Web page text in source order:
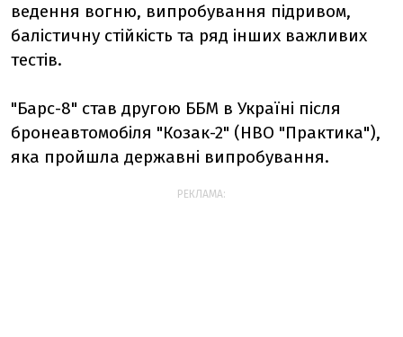
ведення вогню, випробування підривом,
балістичну стійкість та ряд інших важливих
тестів.
"Барс-8" став другою ББМ в Україні після
бронеавтомобіля "Козак-2" (НВО "Практика"),
яка пройшла державні випробування.
РЕКЛАМА: